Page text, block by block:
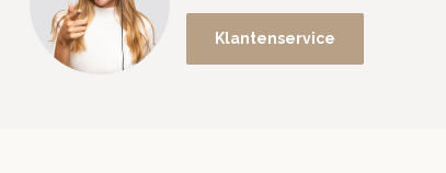
Klantenservice